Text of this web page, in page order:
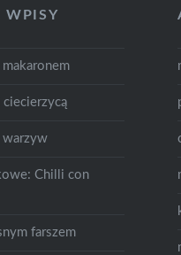
WPISY
warzyw
Chilli con
farszem